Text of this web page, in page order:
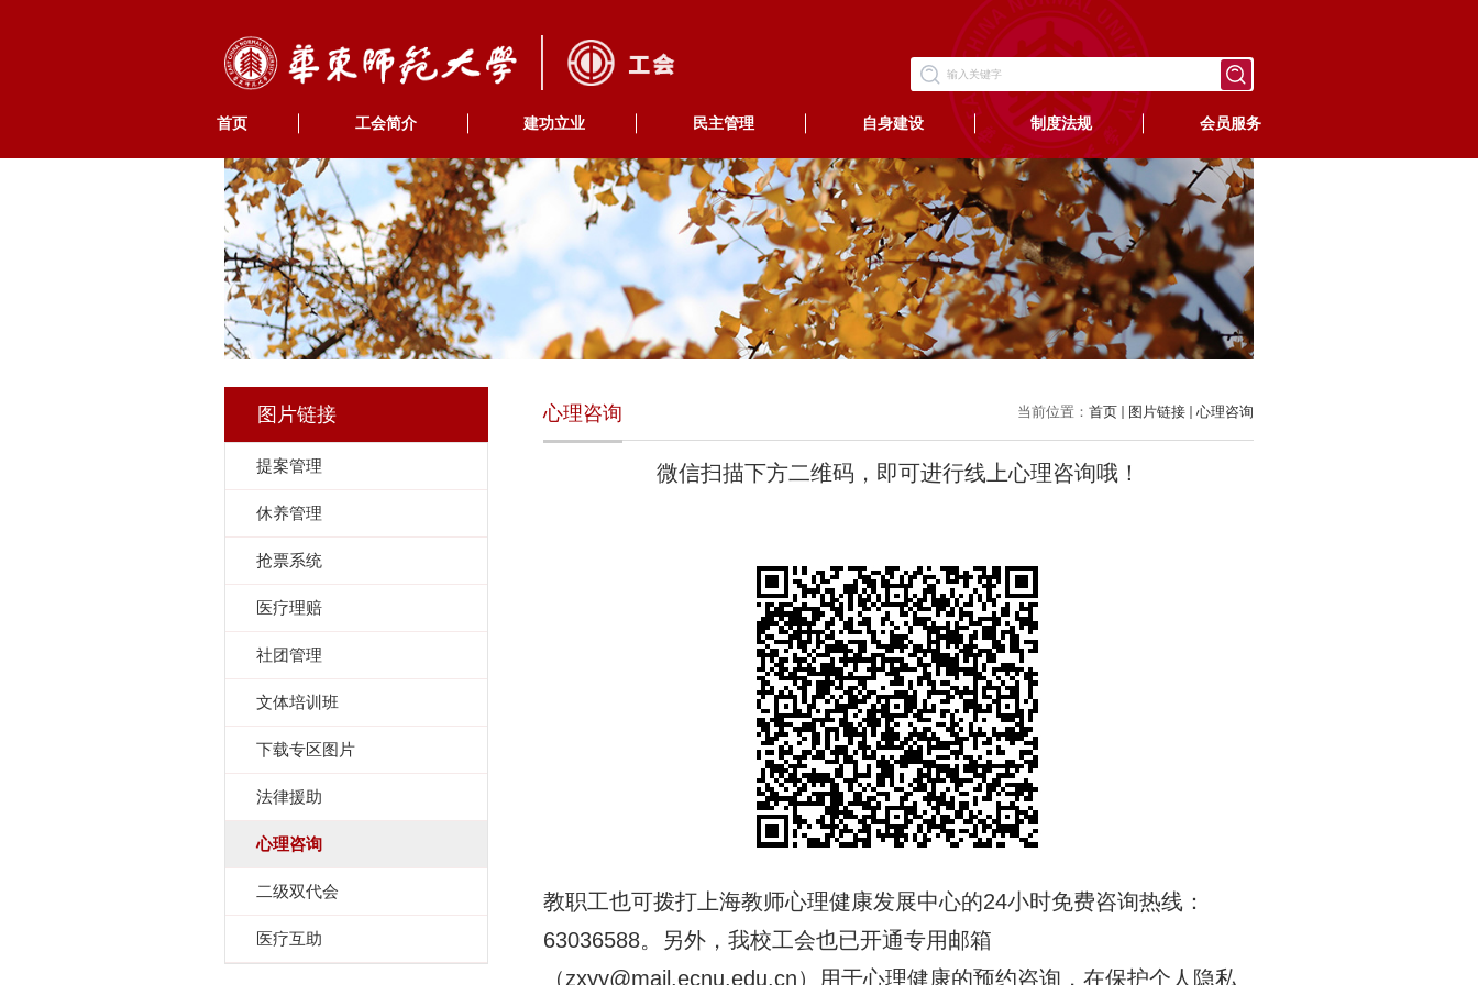
首页 工会简介 建功立业 民主管理 自身建设 制度法规 会员服务
图片链接
提案管理
休养管理
抢票系统
医疗理赔
社团管理
文体培训班
下载专区图片
法律援助
心理咨询
二级双代会
医疗互助
当前位置： 首页 图片链接 心理咨询
心理咨询
微信扫描下方二维码，即可进行线上心理咨询哦！
教职工也可拨打上海教师心理健康发展中心的24小时免费咨询热线：
63036588。另外 ，我校工会也已开通专用邮箱
（zxyy@mail.ecnu.edu.cn）用于心理健康的预约咨询，在保护个人隐私